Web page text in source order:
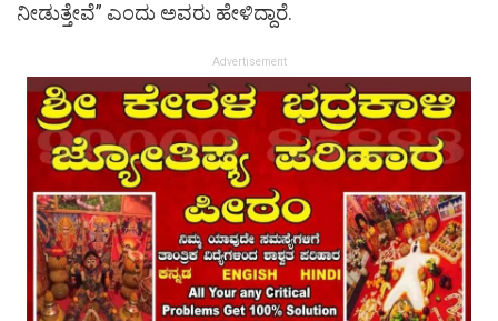
ನೀಡುತ್ತೇವೆ” ಎಂದು ಅವರು ಹೇಳಿದ್ದಾರೆ.
Advertisement